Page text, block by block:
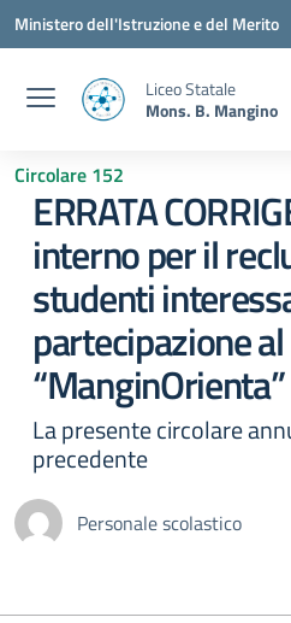
Vai ai contenuti
Vai al menu di navigazione
Vai al footer
Ministero dell'Istruzione e del Merito
Liceo Statale
Mons. B. Mangino
Circolare 152
ERRATA
interno per il
studenti
partecipazione
“ManginOrienta”
La presente circolare
precedente
Personale scolastico